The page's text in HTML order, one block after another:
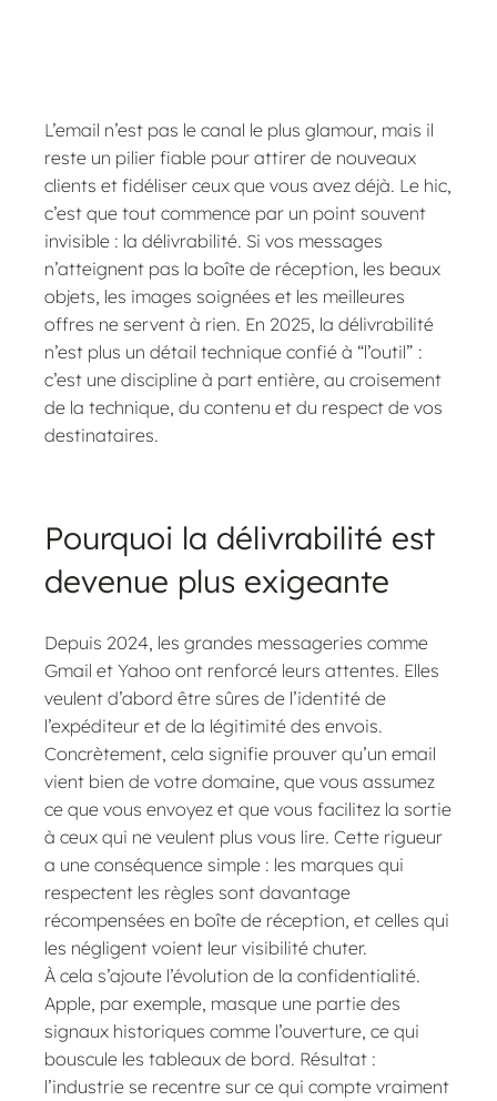
L’email n’est pas le canal le plus glamour, mais il
reste un pilier fiable pour attirer de nouveaux
clients et fidéliser ceux que vous avez déjà. Le hic,
c’est que tout commence par un point souvent
invisible : la délivrabilité. Si vos messages
n’atteignent pas la boîte de réception, les beaux
objets, les images soignées et les meilleures
offres ne servent à rien. En 2025, la délivrabilité
n’est plus un détail technique confié à “l’outil” :
c’est une discipline à part entière, au croisement
de la technique, du contenu et du respect de vos
destinataires.
Pourquoi la délivrabilité est
devenue plus exigeante
Depuis 2024, les grandes messageries comme
Gmail et Yahoo ont renforcé leurs attentes. Elles
veulent d’abord être sûres de l’identité de
l’expéditeur et de la légitimité des envois.
Concrètement, cela signifie prouver qu’un email
vient bien de votre domaine, que vous assumez
ce que vous envoyez et que vous facilitez la sortie
à ceux qui ne veulent plus vous lire. Cette rigueur
a une conséquence simple : les marques qui
respectent les règles sont davantage
récompensées en boîte de réception, et celles qui
les négligent voient leur visibilité chuter.
À cela s’ajoute l’évolution de la confidentialité.
Apple, par exemple, masque une partie des
signaux historiques comme l’ouverture, ce qui
bouscule les tableaux de bord. Résultat :
l’industrie se recentre sur ce qui compte vraiment